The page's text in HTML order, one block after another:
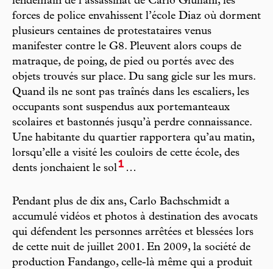
forces de police envahissent l’école Diaz où dorment
plusieurs centaines de protestataires venus
manifester contre le G8. Pleuvent alors coups de
matraque, de poing, de pied ou portés avec des
objets trouvés sur place. Du sang gicle sur les murs.
Quand ils ne sont pas traînés dans les escaliers, les
occupants sont suspendus aux portemanteaux
scolaires et bastonnés jusqu’à perdre connaissance.
Une habitante du quartier rapportera qu’au matin,
lorsqu’elle a visité les couloirs de cette école, des
dents jonchaient le sol1 …
Pendant plus de dix ans, Carlo Bachschmidt a
accumulé vidéos et photos à destination des avocats
qui défendent les personnes arrêtées et blessées lors
de cette nuit de juillet 2001. En 2009, la société de
production Fandango, celle-là même qui a produit